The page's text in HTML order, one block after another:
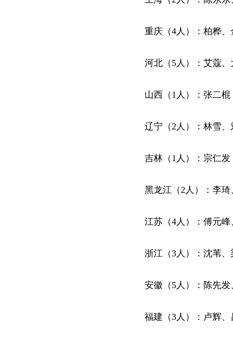
重庆（4人）：柏桦
河北（5人）：艾蔻
山西（1人）：张二棍
辽宁（2人）：林雪、
吉林（1人）：宗仁发
黑龙江（2人）：李琦
江苏（4人）：傅元
浙江（3人）：沈苇
安徽（5人）：陈先
福建（3人）：卢辉